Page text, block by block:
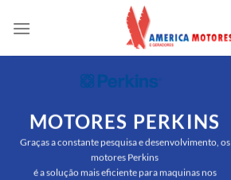
MOTORES PERKINS
Graças a constante pesquisa e desenvolvimento, os
motores Perkins
é a solução mais eficiente para maquinas nos